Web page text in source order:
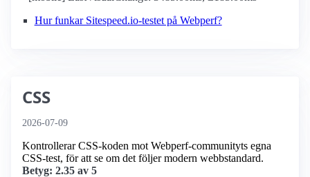
Hur funkar Sitespeed.io-testet på Webperf?
CSS
2026-07-09
Kontrollerar CSS-koden mot Webperf-communityts egna
CSS-test, för att se om det följer modern webbstandard.
Betyg: 2.35 av 5